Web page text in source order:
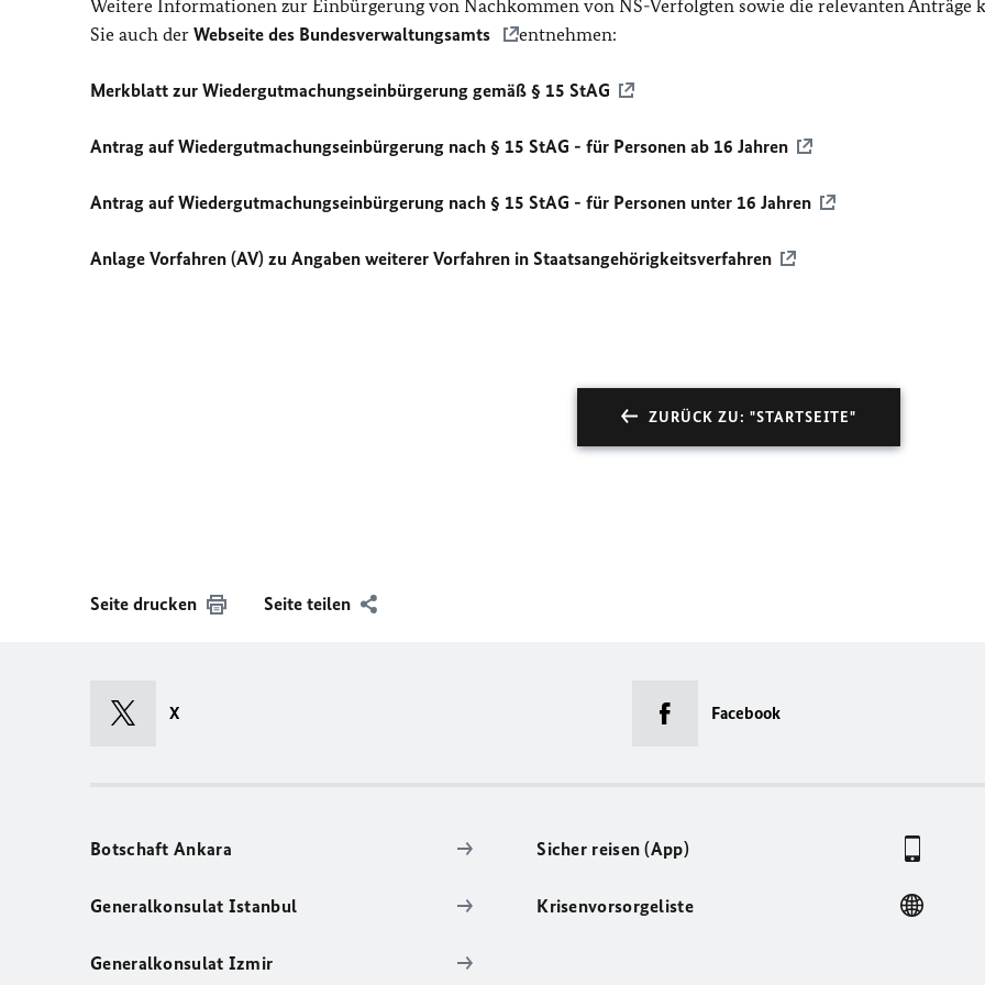
Weitere Informationen zur Einbürgerung von Nachkommen von NS-Verfolgten sowie die relevanten Anträge
Sie auch der Webseite des Bundesverwaltungsamts entnehmen:
Merkblatt zur Wiedergutmachungseinbürgerung gemäß § 15 StAG
Antrag auf Wiedergutmachungseinbürgerung nach § 15 StAG - für Personen ab 16 Jahren
Antrag auf Wiedergutmachungseinbürgerung nach § 15 StAG - für Personen unter 16 Jahren
Anlage Vorfahren (AV) zu Angaben weiterer Vorfahren in Staatsangehörigkeitsverfahren
ZURÜCK ZU: "STARTSEITE"
Seite drucken Seite teilen
X Facebook
Botschaft Ankara
Generalkonsulat Istanbul
Generalkonsulat Izmir
Sicher reisen (App)
Krisenvorsorgeliste